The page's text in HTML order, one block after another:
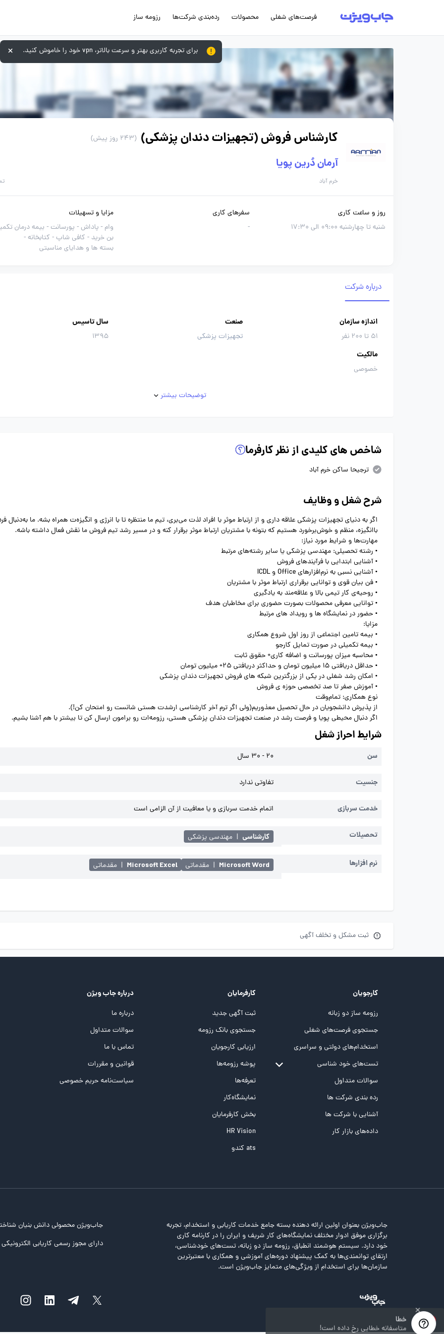
فرصت‌های شغلی محصولات رده‌بندی شرکت‌ها رزومه ساز
کارشناس فروش (تجهیزات دندان پزشکی) (243 روز پیش)
آرمان دُرین پویا
خرم آباد
روز و ساعت کاری
شنبه تا چهارشنبه 09:00 الی 17:30
سفرهای کاری
-
مزایا و تسهیلات
وام - پاداش - پورسانت - بیمه درمان
بن خرید - کافی شاپ - کتابخانه -
بسته ها و هدایای مناسبتی
درباره شرکت
اندازه سازمان
51 تا 200 نفر
صنعت
تجهیزات پزشکی
سال تاسیس
1395
مالکیت
خصوصی
توضیحات بیشتر
شاخص های کلیدی از نظر کارفرما
ترجیحا ساکن خرم آباد
شرح شغل و وظایف
اگر به دنیای تجهیزات پزشکی علاقه داری و از ارتباط موثر با افراد لذت می‌بری، تیم ما منتظره تا با انرژی و انگیزه‌ت همراه بشه. ما به‌دنبال
باانگیزه، منظم و خوش‌برخورد هستیم که بتونه با مشتریان ارتباط موثر برقرار کنه و در مسیر رشد تیم فروش ما نقش فعال داشته باشه.
مهارت‌ها و شرایط مورد نیاز:
• رشته تحصیلی: مهندسی پزشکی یا سایر رشته‌های مرتبط
• آشنایی ابتدایی با فرآیندهای فروش
• آشنایی نسبی به نرم‌افزارهای Office و ICDL
• فن بیان قوی و توانایی برقراری ارتباط موثر با مشتریان
• روحیه‌ی کار تیمی بالا و علاقه‌مند به یادگیری
• توانایی معرفی محصولات بصورت حضوری برای مخاطبان هدف
• حضور در نمایشگاه ها و رویداد های مرتبط
مزایا:
• بیمه تامین اجتماعی از روز اول شروع همکاری
• بیمه تکمیلی در صورت تمایل کارجو
• محاسبه میزان پورسانت و اضافه کاری+ حقوق ثابت
• حداقل دریافتی 15 میلیون تومان و حداکثر دریافتی 25+ میلیون تومان
• امکان رشد شغلی در یکی از بزرگترین شبکه های فروش تجهیزات دندان پزشکی
• آموزش صفر تا صد تخصصی حوزه ی فروش
نوع همکاری: تمام‌وقت
از پذیرش دانشجویان در حال تحصیل معذوریم(ولی اگر ترم آخر کارشناسی ارشدت هستی شانست رو امتحان کن!).
اگر دنبال محیطی پویا و فرصت رشد در صنعت تجهیزات دندان پزشکی هستی، رزومه‌ات رو برامون ارسال کن تا بیشتر با هم آشنا بشیم.
شرایط احراز شغل
سن 20 - 30 سال
جنسیت تفاوتی ندارد
خدمت سربازی اتمام خدمت سربازی و یا معافیت از آن الزامی است
تحصیلات کارشناسی | مهندسی پزشکی
نرم افزارها Microsoft Word
| مقدماتی Microsoft Excel
| مقدماتی
ثبت مشکل و تخلف آگهی
کارجویان
رزومه ساز دو زبانه
جستجوی فرصت‌های شغلی
استخدام‌های دولتی و سراسری
تست‌های خود شناسی
تست MBTI
تست تیپ سنجی شغلی Holland
تست NEO
تست هوش های چندگانه
سوالات متداول
رده بندی شرکت ها
آشنایی با شرکت ها
داده‌های بازار کار
کارفرمایان
ثبت آگهی جدید
جستجوی بانک رزومه
ارزیابی کارجویان
پوشه‌‌ رزومه‌ها
تعرفه‌ها
نمایشگاه‌کار
بخش کارفرمایان
HR Vision
ats کندو
درباره جاب ویژن
درباره ما
سوالات متداول
تماس با ما
قوانین و مقررات
سیاست‌نامه حریم خصوصی
جاب‌ویژن بعنوان اولین ارائه دهنده بسته جامع خدمات کاریابی و استخدام، تجربه
برگزاری موفق ادوار مختلف نمایشگاه‌های کار شریف و ایران را در کارنامه کاری
خود دارد. سیستم هوشمند انطباق، رزومه ساز دو زبانه، تست‌های خودشناسی،
ارتقای توانمندی‌ها به کمک پیشنهاد دوره‌های آموزشی و همکاری با معتبرترین
سازمان‌ها برای استخدام از ویژگی‌های متمایز جاب‌ویژن است.
جاب‌ویژن محصولی دانش بنیان
دارای مجوز رسمی کاریابی
برای تجربه کاربری بهتر و سرعت بالاتر، vpn خود را خاموش کنید.